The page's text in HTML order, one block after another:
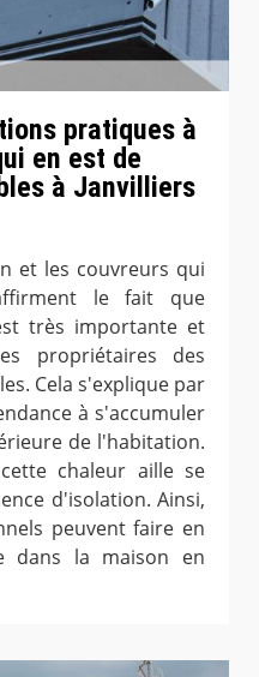
pratiques à
en est de
à Janvilliers
et les couvreurs qui
le fait que
très importante et
propriétaires des
Cela s'explique par
à s'accumuler
de l'habitation.
chaleur aille se
d'isolation. Ainsi,
peuvent faire en
dans la maison en